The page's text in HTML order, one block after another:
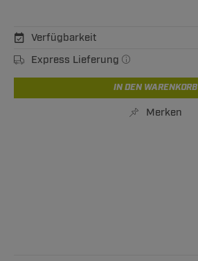
Verfügbarkeit
Express Lieferung
IN DEN WARENKORB
Merken